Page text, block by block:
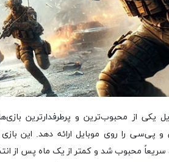
یکی از محبوب‌ترین و پرطرفدارترین